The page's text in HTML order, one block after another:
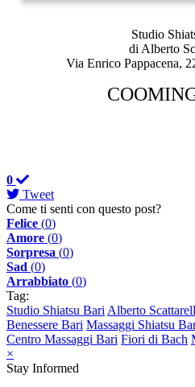
Studio
di Alberto
Via Enrico Pappacena,
0
Tweet
Come ti senti con questo post?
Felice (0)
Amore (0)
Sorpresa (0)
Sad (0)
Arrabbiato (0)
Tag:
Studio Shiatsu Bari Alberto
Benessere Bari Massaggi Shiatsu
Centro Massaggi Bari Fiori di Bach
×
Stay Informed